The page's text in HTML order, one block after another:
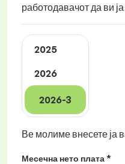
работодавачот да ви
2025
2026
2026-3
Ве молиме внесете ја
Месечна нето плата *